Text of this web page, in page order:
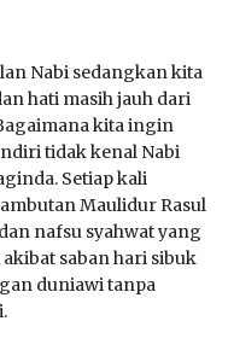
Nabi sedangkan kita
hati masih jauh dari
kita ingin
tidak kenal Nabi
Setiap kali
Maulidur Rasul
nafsu syahwat yang
saban hari sibuk
duniawi tanpa